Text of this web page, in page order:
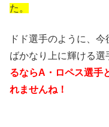
た。
ドド選手のように、
ばかなり上に輝ける選
るならA・ロペス選手
れませんね！